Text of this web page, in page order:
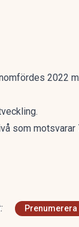
2022
som
Prenumerera